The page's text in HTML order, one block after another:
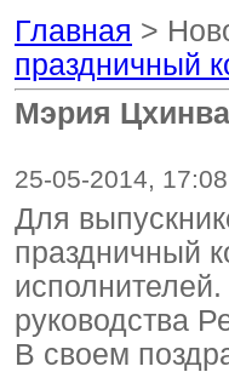
Главная >
праздничный
Мэрия
25-05-2014,
Для
праздничный
руководства
В своем